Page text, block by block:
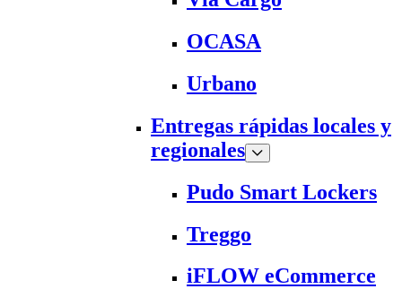
OCASA
Urbano
Entregas rápidas locales y
regionales
Pudo Smart Lockers
Treggo
iFLOW eCommerce